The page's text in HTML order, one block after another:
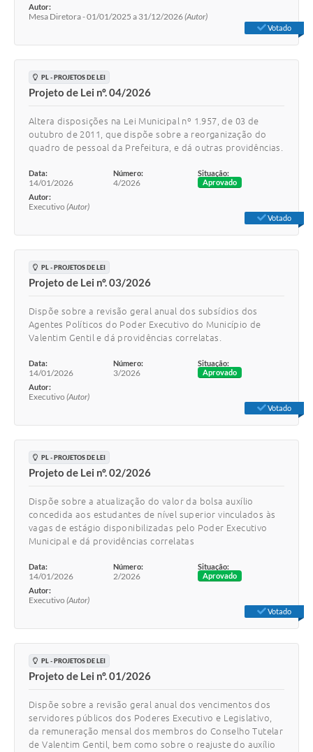
Autor:
Mesa Diretora - 01/01/2025 a 31/12/2026(Autor)
Votado
PL - PROJETOS DE LEI
Projeto de Lei nº. 04/2026
Altera disposições na Lei Municipal nº 1.957, de 03 de
outubro de 2011, que dispõe sobre a reorganização do
quadro de pessoal da Prefeitura, e dá outras providências.
Data:
14/01/2026
Número:
4/2026
Situação:
Aprovado
Autor:
Executivo (Autor)
Votado
PL - PROJETOS DE LEI
Projeto de Lei nº. 03/2026
Dispõe sobre a revisão geral anual dos subsídios dos
Agentes Políticos do Poder Executivo do Município de
Valentim Gentil e dá providências correlatas.
Data:
14/01/2026
Número:
3/2026
Situação:
Aprovado
Autor:
Executivo (Autor)
Votado
PL - PROJETOS DE LEI
Projeto de Lei nº. 02/2026
Dispõe sobre a atualização do valor da bolsa auxílio
concedida aos estudantes de nível superior vinculados às
vagas de estágio disponibilizadas pelo Poder Executivo
Municipal e dá providências correlatas
Data:
14/01/2026
Número:
2/2026
Situação:
Aprovado
Autor:
Executivo (Autor)
Votado
PL - PROJETOS DE LEI
Projeto de Lei nº. 01/2026
Dispõe sobre a revisão geral anual dos vencimentos dos
servidores públicos dos Poderes Executivo e Legislativo,
da remuneração mensal dos membros do Conselho Tutelar
de Valentim Gentil, bem como sobre o reajuste do auxílio